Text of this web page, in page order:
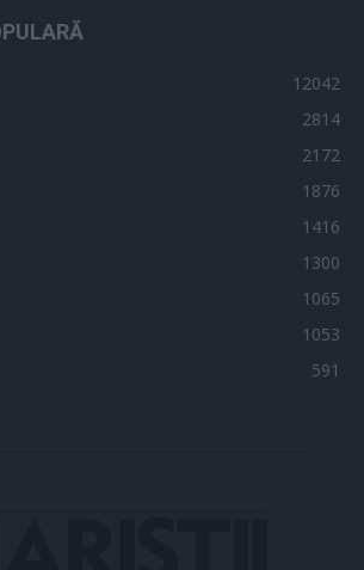
12042
2814
2172
1876
1416
1300
1065
1053
591